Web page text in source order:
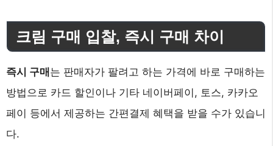
크림 구매 입찰, 즉시 구매 차이
즉시 구매 는 판매자가 팔려고 하는 가격에 바로 구매하는
방법으로 카드 할인이나 기타 네이버페이, 토스, 카카오
페이 등에서 제공하는 간편결제 혜택을 받을 수가 있습니
다.